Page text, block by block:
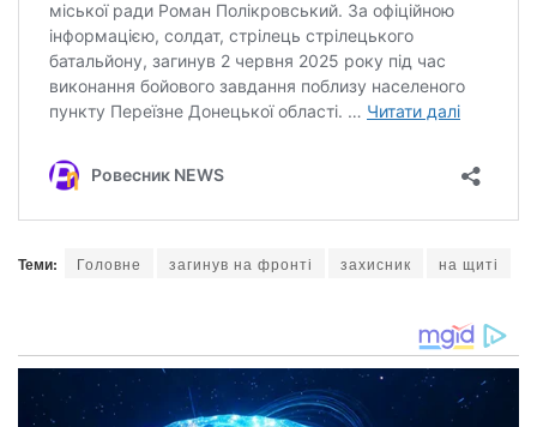
Теми: Головне загинув на фронті захисник на щиті